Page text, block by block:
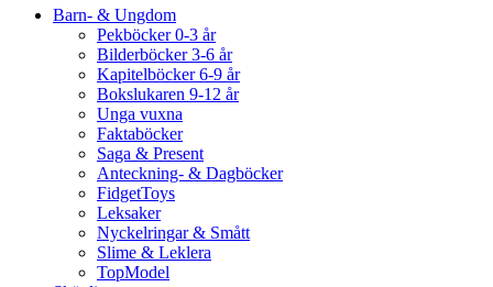
Barn- & Ungdom
Pekböcker 0-3 år
Bilderböcker 3-6 år
Kapitelböcker 6-9 år
Bokslukaren 9-12 år
Unga vuxna
Faktaböcker
Saga & Present
Anteckning- & Dagböcker
FidgetToys
Leksaker
Nyckelringar & Smått
Slime & Leklera
TopModel